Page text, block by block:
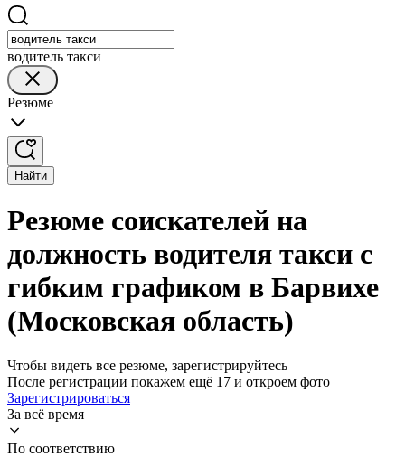
водитель такси
Резюме
Найти
Резюме соискателей на
должность водителя такси с
гибким графиком в Барвихе
(Московская область)
Чтобы видеть все резюме, зарегистрируйтесь
После регистрации покажем ещё 17 и откроем фото
Зарегистрироваться
За всё время
По соответствию